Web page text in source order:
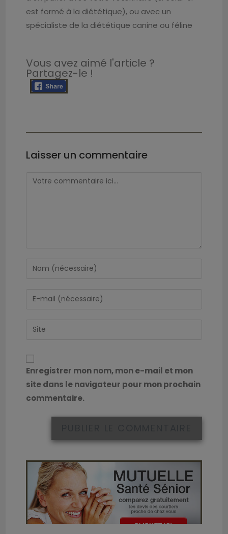
est formé à la diététique), ou avec un
spécialiste de la diététique canine ou féline
Vous avez aimé l'article ?
Partagez-le !
Laisser un commentaire
Enregistrer mon nom, mon e-mail et mon
site dans le navigateur pour mon prochain
commentaire.